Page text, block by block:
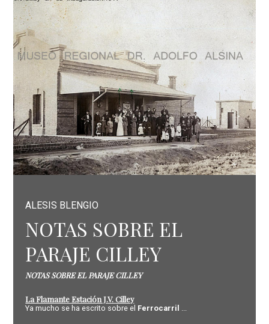
ALESIS BLENGIO
NOTAS SOBRE EL
PARAJE CILLEY
NOTAS SOBRE EL PARAJE CILLEY
La Flamante Estación J.V. Cilley
Ya mucho se ha escrito sobre el Ferrocarril